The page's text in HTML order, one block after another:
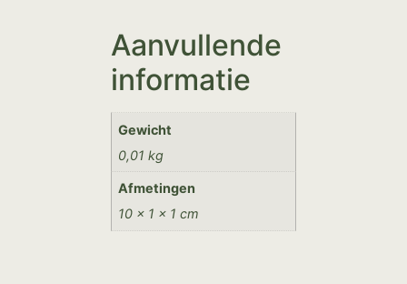
Aanvullende
informatie
Gewicht
0,01 kg
Afmetingen
10 × 1 × 1 cm